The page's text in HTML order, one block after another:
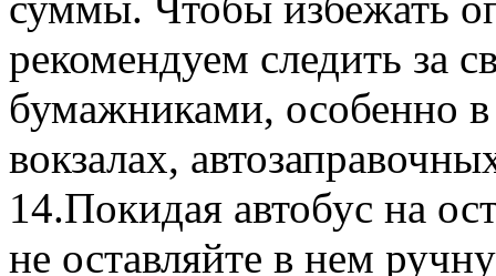
рекомендуем следить за
бумажниками, особенно
вокзалах,
14.Покидая автобус на
не оставляйте в нем